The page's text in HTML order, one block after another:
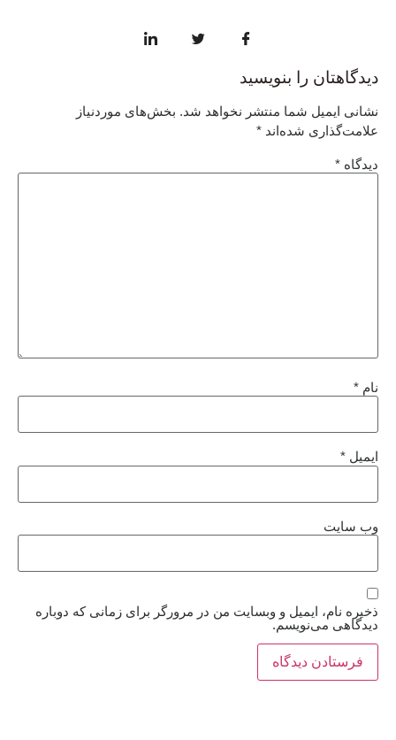
دیدگاهتان را بنویسید
نشانی ایمیل شما منتشر نخواهد شد. بخش‌های موردنیاز
علامت‌گذاری شده‌اند *
دیدگاه *
نام *
ایمیل *
وب‌ سایت
ذخیره نام، ایمیل و وبسایت من در مرورگر برای زمانی که دوباره
دیدگاهی می‌نویسم.